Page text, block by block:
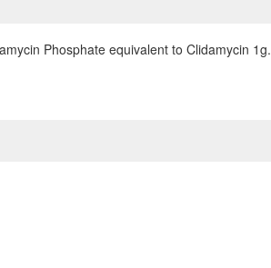
Phosphate equivalent to Clidamycin 1g.